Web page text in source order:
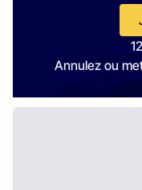
Annulez ou